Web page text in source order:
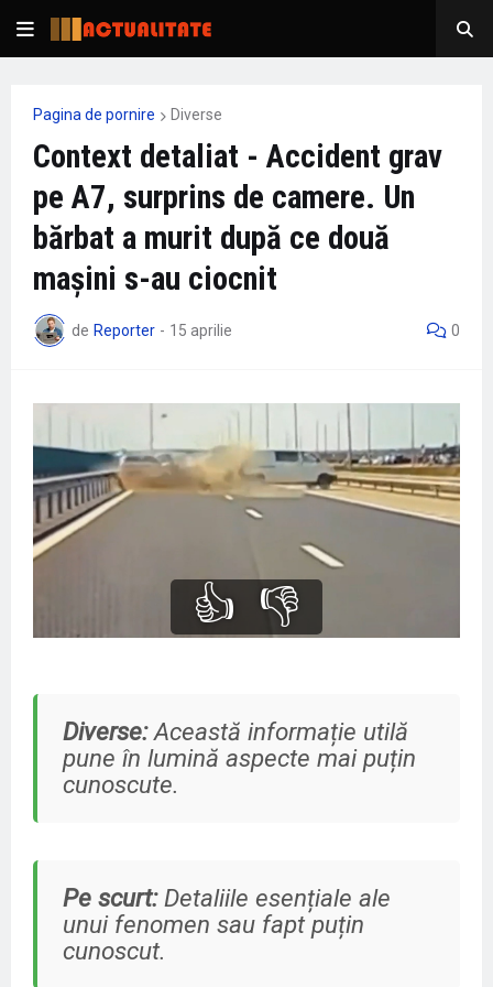
Pagina de pornire Diverse
Context detaliat - Accident grav
pe A7, surprins de camere. Un
bărbat a murit după ce două
maşini s-au ciocnit
de Reporter - 15 aprilie 0
👍 👎
Diverse:Această informație utilă
pune în lumină aspecte mai puțin
cunoscute.
Pe scurt:Detaliile esențiale ale
unui fenomen sau fapt puțin
cunoscut.